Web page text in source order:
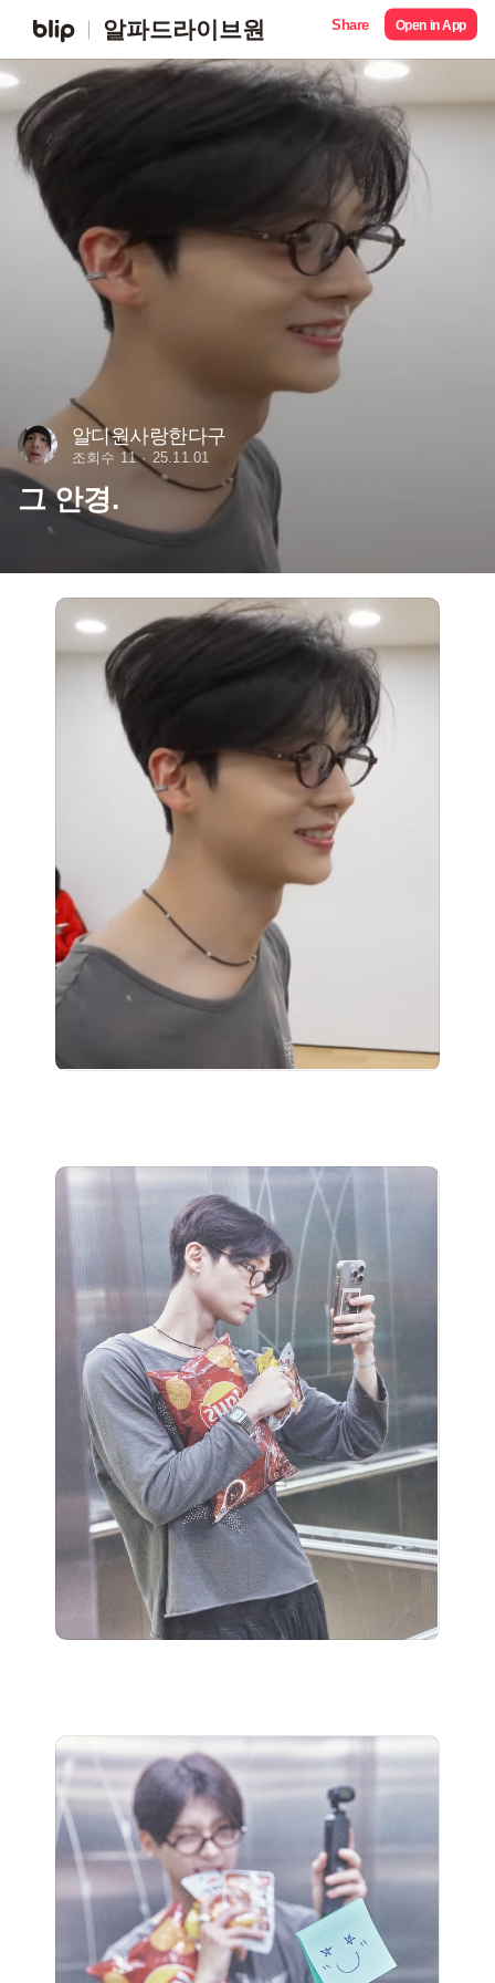
알파드라이브원 Share Open in App
알디원사랑한다구
조회수 11 25.11.01
그 안경.